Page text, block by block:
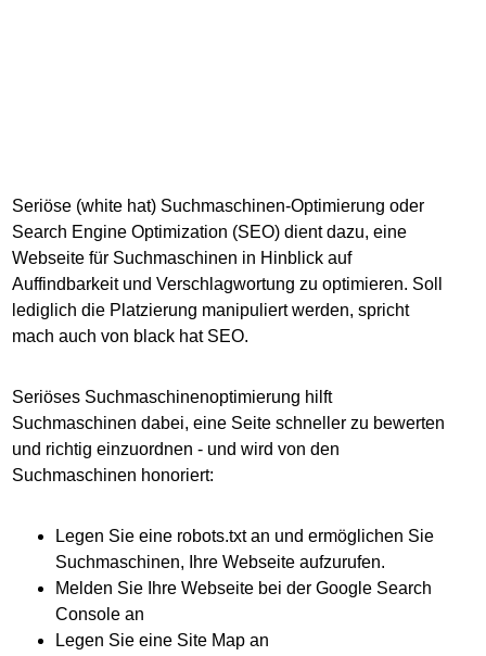
Seriöse (white hat) Suchmaschinen-Optimierung oder
Search Engine Optimization (SEO) dient dazu, eine
Webseite für Suchmaschinen in Hinblick auf
Auffindbarkeit und Verschlagwortung zu optimieren. Soll
lediglich die Platzierung manipuliert werden, spricht
mach auch von black hat SEO.
Seriöses Suchmaschinenoptimierung hilft
Suchmaschinen dabei, eine Seite schneller zu bewerten
und richtig einzuordnen - und wird von den
Suchmaschinen honoriert:
Legen Sie eine robots.txt an und ermöglichen Sie
Suchmaschinen, Ihre Webseite aufzurufen.
Melden Sie Ihre Webseite bei der Google Search
Console an
Legen Sie eine Site Map an